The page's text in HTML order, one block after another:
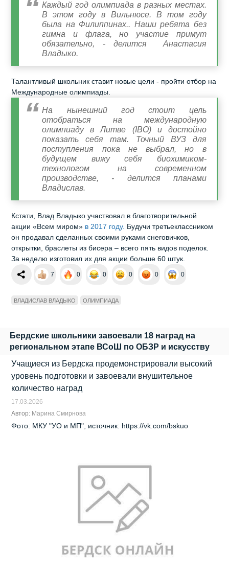
Каждый год олимпиада в разных местах.
В этом году в Вильнюсе. В том году
была на Филиппинах.. Наши ребята без
гимна и флага, но участие примут
обязательно, - делится Анастасия
Владыко.
Талантливый школьник ставит новые цели - пройти отбор на
Международные олимпиады.
На нынешний год стоит цель
отобраться на международную
олимпиаду в Литве (IBO) и достойно
показать себя там. Точный ВУЗ для
поступления пока не выбрал, но в
будущем вижу себя биохимиком-
технологом на современном
производстве, - делится планами
Владислав.
Кстати, Влад Владыко участвовал в благотворительной
акции «Всем миром» в 2017 году. Будучи третьеклассником
он продавал сделанных своими руками снеговичков,
открытки, браслеты из бисера – всего пять видов поделок.
За неделю изготовил их для акции больше 60 штук.
7 0 0 0 0 0
ВЛАДИСЛАВ ВЛАДЫКО ОЛИМПИАДА
Бердские школьники завоевали 18 наград на
региональном этапе ВСоШ по ОБЗР и искусству
Учащиеся из Бердска продемонстрировали высокий
уровень подготовки и завоевали внушительное
количество наград
17.03.2026
Автор: Марина Смирнова
Фото: МКУ "УО и МП", источник: https://vk.com/bskuo